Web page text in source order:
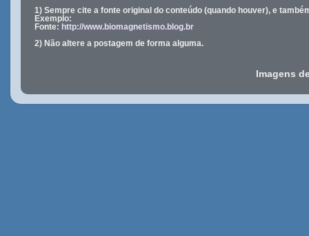
1) Sempre cite a fonte original do conteúdo (quando houver), e
Exemplo:
Fonte: http://www.biomagnetismo.blog.br
2) Não altere a postagem de forma alguma.
Imagens